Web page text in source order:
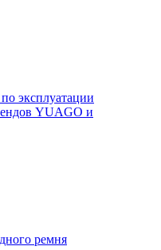
эксплуатации
YUAGO и
ремня